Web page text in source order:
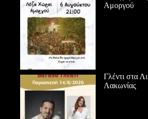
Αμοργού
Γλέντι στα
Λακωνίας